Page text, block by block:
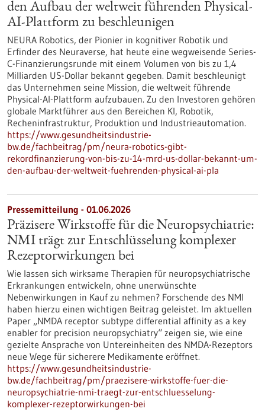
den Aufbau der weltweit führenden Physical-
AI-Plattform zu beschleunigen
NEURA Robotics, der Pionier in kognitiver Robotik und
Erfinder des Neuraverse, hat heute eine wegweisende Series-
C-Finanzierungsrunde mit einem Volumen von bis zu 1,4
Milliarden US-Dollar bekannt gegeben. Damit beschleunigt
das Unternehmen seine Mission, die weltweit führende
Physical-AI-Plattform aufzubauen. Zu den Investoren gehören
globale Marktführer aus den Bereichen KI, Robotik,
Recheninfrastruktur, Produktion und Industrieautomation.
https://www.gesundheitsindustrie-
bw.de/fachbeitrag/pm/neura-robotics-gibt-
rekordfinanzierung-von-bis-zu-14-mrd-us-dollar-bekannt-um-
den-aufbau-der-weltweit-fuehrenden-physical-ai-pla
Pressemitteilung - 01.06.2026
Präzisere Wirkstoffe für die Neuropsychiatrie:
NMI trägt zur Entschlüsselung komplexer
Rezeptorwirkungen bei
Wie lassen sich wirksame Therapien für neuropsychiatrische
Erkrankungen entwickeln, ohne unerwünschte
Nebenwirkungen in Kauf zu nehmen? Forschende des NMI
haben hierzu einen wichtigen Beitrag geleistet. Im aktuellen
Paper „NMDA receptor subtype differential affinity as a key
enabler for precision neuropsychiatry“ zeigen sie, wie eine
gezielte Ansprache von Untereinheiten des NMDA-Rezeptors
neue Wege für sicherere Medikamente eröffnet.
https://www.gesundheitsindustrie-
bw.de/fachbeitrag/pm/praezisere-wirkstoffe-fuer-die-
neuropsychiatrie-nmi-traegt-zur-entschluesselung-
komplexer-rezeptorwirkungen-bei